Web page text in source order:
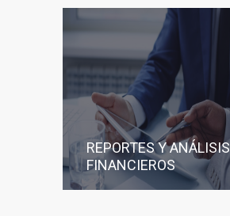
REPORTES Y ANÁLISIS
FINANCIEROS